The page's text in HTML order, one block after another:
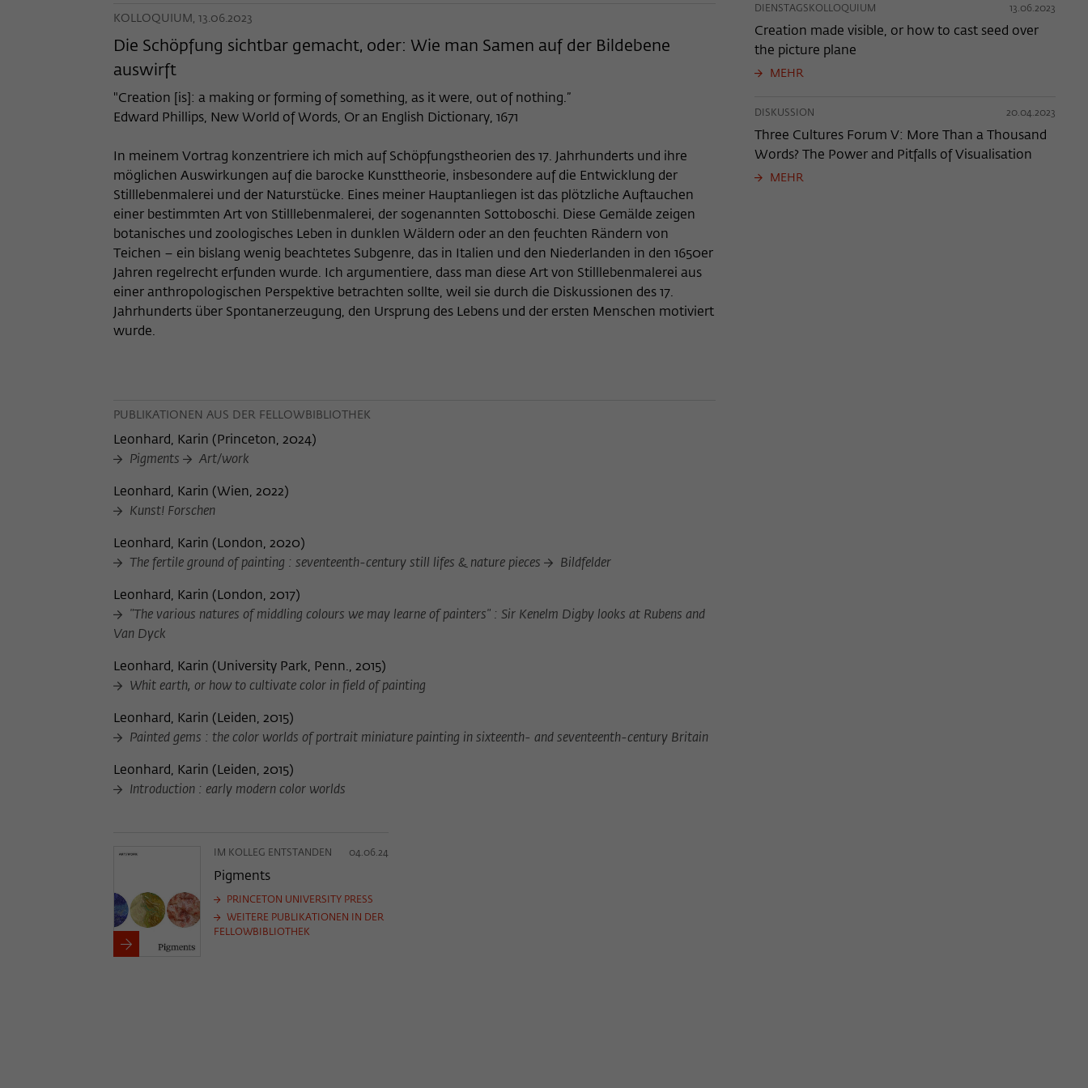
KOLLOQUIUM, 13.06.2023
Die Schöpfung sichtbar gemacht, oder: Wie man Samen auf der Bildebene
auswirft
"Creation [is]: a making or forming of something, as it were, out of nothing.”
Edward Phillips, New World of Words, Or an English Dictionary, 1671
In meinem Vortrag konzentriere ich mich auf Schöpfungstheorien des 17. Jahrhunderts und ihre
möglichen Auswirkungen auf die barocke Kunsttheorie, insbesondere auf die Entwicklung der
Stilllebenmalerei und der Naturstücke. Eines meiner Hauptanliegen ist das plötzliche Auftauchen
einer bestimmten Art von Stilllebenmalerei, der sogenannten Sottoboschi. Diese Gemälde zeigen
botanisches und zoologisches Leben in dunklen Wäldern oder an den feuchten Rändern von
Teichen – ein bislang wenig beachtetes Subgenre, das in Italien und den Niederlanden in den 1650er
Jahren regelrecht erfunden wurde. Ich argumentiere, dass man diese Art von Stilllebenmalerei aus
einer anthropologischen Perspektive betrachten sollte, weil sie durch die Diskussionen des 17.
Jahrhunderts über Spontanerzeugung, den Ursprung des Lebens und der ersten Menschen motiviert
wurde.
PUBLIKATIONEN AUS DER FELLOWBIBLIOTHEK
Leonhard, Karin ( Princeton, 2024)
Pigments
Art/work
Leonhard, Karin (Wien, 2022)
Kunst! Forschen
Leonhard, Karin ( London, 2020)
The fertile ground of painting : seventeenth-century still lifes & nature pieces
Bildfelder
Leonhard, Karin ( London, 2017)
"The various natures of middling colours we may learne of painters" : Sir Kenelm Digby looks at Rubens and
Van Dyck
Leonhard, Karin (University Park, Penn., 2015)
Whit earth, or how to cultivate color in field of painting
Leonhard, Karin ( Leiden, 2015)
Painted gems : the color worlds of portrait miniature painting in sixteenth- and seventeenth-century Britain
Leonhard, Karin ( Leiden, 2015)
Introduction : early modern color worlds
IM KOLLEG ENTSTANDEN 04.06.24
Pigments
PRINCETON UNIVERSITY PRESS
WEITERE PUBLIKATIONEN IN DER
FELLOWBIBLIOTHEK
DIENSTAGSKOLLOQUIUM 13.06.2023
Creation made visible, or how to cast seed over
the picture plane
MEHR
DISKUSSION 20.04.2023
Three Cultures Forum V: More Than a Thousand
Words? The Power and Pitfalls of Visualisation
MEHR
Anbieter Matomo
Dieses kurzlebige Cookie wird dazu verwendet,
Aufenthalt des Besuchs auf der Webseite des
Wissenschaftskollegs zu speichern.